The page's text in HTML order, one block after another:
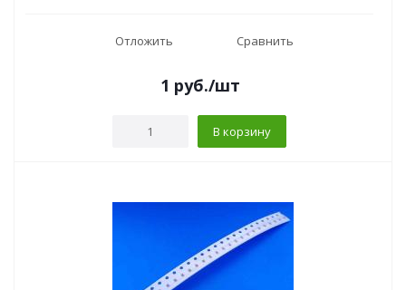
Отложить Сравнить
1 руб./шт
В корзину